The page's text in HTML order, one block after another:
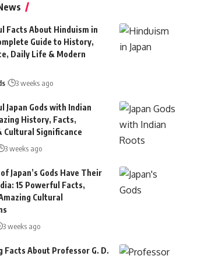
Facts About Hinduism in
Guide to History,
Daily Life & Modern
3 weeks ago
Japan Gods with Indian
History, Facts,
Cultural Significance
3 weeks ago
Japan’s Gods Have Their
15 Powerful Facts,
Cultural
3 weeks ago
Facts About Professor G. D.